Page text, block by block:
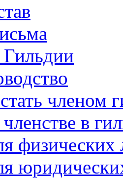
членом
в
физических